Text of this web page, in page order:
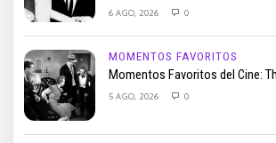
6 AGO, 2026 0
MOMENTOS FAVORITOS
Momentos Favoritos del Cine:
5 AGO, 2026 0